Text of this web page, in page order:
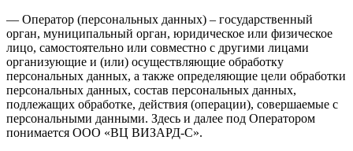
— Оператор (персональных данных) – государственный
орган, муниципальный орган, юридическое или физическое
лицо, самостоятельно или совместно с другими лицами
организующие и (или) осуществляющие обработку
персональных данных, а также определяющие цели обработки
персональных данных, состав персональных данных,
подлежащих обработке, действия (операции), совершаемые с
персональными данными. Здесь и далее под Оператором
понимается ООО «ВЦ ВИЗАРД-С».